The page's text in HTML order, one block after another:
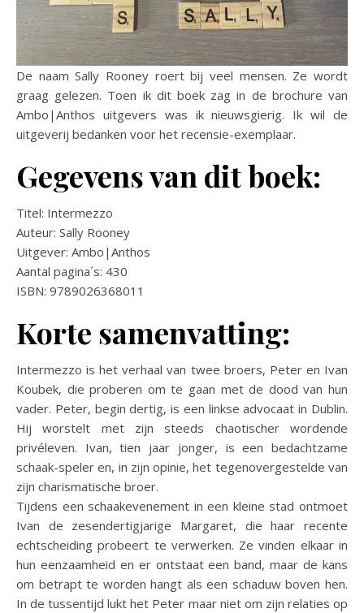
De naam Sally Rooney roert bij veel mensen. Ze wordt
graag gelezen. Toen ik dit boek zag in de brochure van
Ambo|Anthos uitgevers was ik nieuwsgierig. Ik wil de
uitgeverij bedanken voor het recensie-exemplaar.
Gegevens van dit boek:
Titel: Intermezzo
Auteur: Sally Rooney
Uitgever: Ambo|Anthos
Aantal pagina´s: 430
ISBN: 9789026368011
Korte samenvatting:
Intermezzo is het verhaal van twee broers, Peter en Ivan
Koubek, die proberen om te gaan met de dood van hun
vader. Peter, begin dertig, is een linkse advocaat in Dublin.
Hij worstelt met zijn steeds chaotischer wordende
privéleven. Ivan, tien jaar jonger, is een bedachtzame
schaak-speler en, in zijn opinie, het tegenovergestelde van
zijn charismatische broer.
Tijdens een schaakevenement in een kleine stad ontmoet
Ivan de zesendertigjarige Margaret, die haar recente
echtscheiding probeert te verwerken. Ze vinden elkaar in
hun eenzaamheid en er ontstaat een band, maar de kans
om betrapt te worden hangt als een schaduw boven hen.
In de tussentijd lukt het Peter maar niet om zijn relaties op